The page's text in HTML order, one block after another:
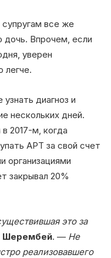
супругам все же
дочь. Впрочем, если
уверен
легче.
диагноз и
нескольких дней.
2017-м, когда
АРТ за свой счет
организациями
закрывал 20%
это за
Шерембей. — Не
реализовавшего